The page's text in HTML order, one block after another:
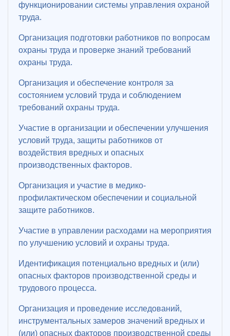
функционировании системы управления охраной
труда.
Организация подготовки работников по вопросам
охраны труда и проверке знаний требований
охраны труда.
Организация и обеспечение контроля за
состоянием условий труда и соблюдением
требований охраны труда.
Участие в организации и обеспечении улучшения
условий труда, защиты работников от
воздействия вредных и опасных
производственных факторов.
Организация и участие в медико-
профилактическом обеспечении и социальной
защите работников.
Участие в управлении расходами на мероприятия
по улучшению условий и охраны труда.
Идентификация потенциально вредных и (или)
опасных факторов производственной среды и
трудового процесса.
Организация и проведение исследований,
инструментальных замеров значений вредных и
(или) опасных факторов производственной среды